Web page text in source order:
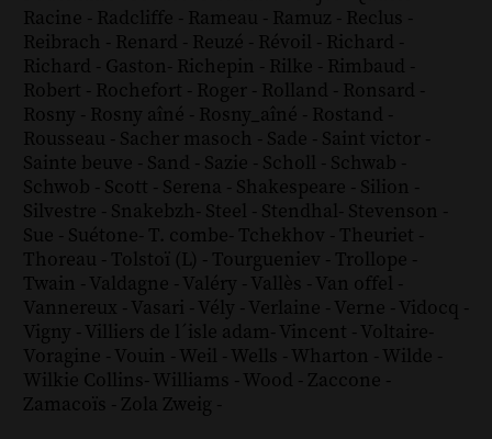
Racine - Radcliffe - Rameau - Ramuz - Reclus -
Reibrach - Renard - Reuzé - Révoil - Richard -
Richard - Gaston- Richepin - Rilke - Rimbaud -
Robert - Rochefort - Roger - Rolland - Ronsard -
Rosny - Rosny aîné - Rosny_aîné - Rostand -
Rousseau - Sacher masoch - Sade - Saint victor -
Sainte beuve - Sand - Sazie - Scholl - Schwab -
Schwob - Scott - Serena - Shakespeare - Silion -
Silvestre - Snakebzh- Steel - Stendhal- Stevenson -
Sue - Suétone- T. combe- Tchekhov - Theuriet -
Thoreau - Tolstoï (L) - Tourgueniev - Trollope -
Twain - Valdagne - Valéry - Vallès - Van offel -
Vannereux - Vasari - Vély - Verlaine - Verne - Vidocq -
Vigny - Villiers de l´isle adam- Vincent - Voltaire-
Voragine - Vouin - Weil - Wells - Wharton - Wilde -
Wilkie Collins- Williams - Wood - Zaccone -
Zamacoïs - Zola Zweig -